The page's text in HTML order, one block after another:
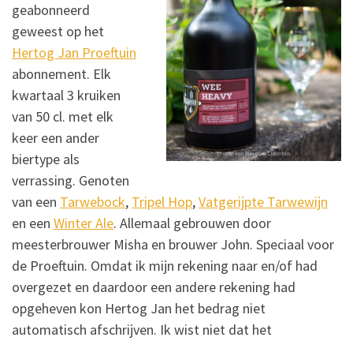
geabonneerd
geweest op het
Hertog Jan Proeftuin
abonnement. Elk
kwartaal 3 kruiken
van 50 cl. met elk
keer een ander
biertype als
verrassing. Genoten
van een Tarwebock, Tripel Hop,Vatgerijpte Tarwewijn
en een Winter Ale. Allemaal gebrouwen door
meesterbrouwer Misha en brouwer John. Speciaal voor
de Proeftuin. Omdat ik mijn rekening naar en/of had
overgezet en daardoor een andere rekening had
opgeheven kon Hertog Jan het bedrag niet
automatisch afschrijven. Ik wist niet dat het